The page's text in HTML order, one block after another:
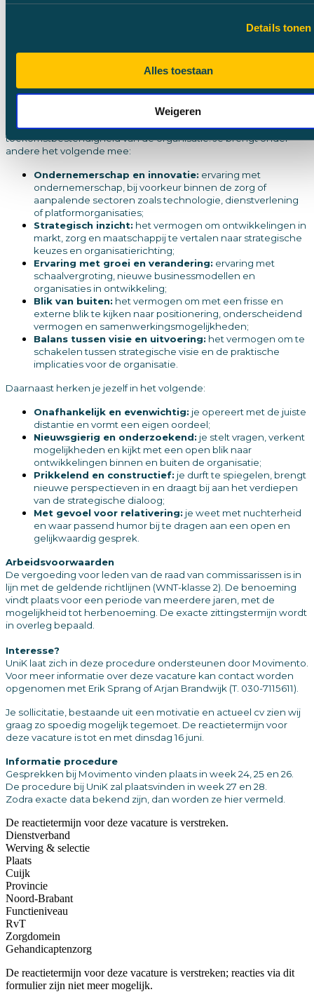
Details tonen
Alles toestaan
Weigeren
het fungeren als strategisch
rondom groei, innovatie en organisatieontwikkeling.
Voor deze rol wordt gezocht naar een toezichthouder met een
ontwikkeling, groei en innovatie binnen organisaties. Je bent in
staat om vanuit een extern perspectief bij te dragen aan de
toekomstbestendigheid van de organisatie. Je brengt onder
andere het volgende mee:
Ondernemerschap en innovatie: ervaring met
ondernemerschap, bij voorkeur binnen de zorg of
aanpalende sectoren zoals technologie, dienstverlening
of platformorganisaties;
Strategisch inzicht: het vermogen om ontwikkelingen in
markt, zorg en maatschappij te vertalen naar strategische
keuzes en organisatierichting;
Ervaring met groei en verandering: ervaring met
schaalvergroting, nieuwe businessmodellen en
organisaties in ontwikkeling;
Blik van buiten: het vermogen om met een frisse en
externe blik te kijken naar positionering, onderscheidend
vermogen en samenwerkingsmogelijkheden;
Balans tussen visie en uitvoering: het vermogen om te
schakelen tussen strategische visie en de praktische
implicaties voor de organisatie.
Daarnaast herken je jezelf in het volgende:
Onafhankelijk en evenwichtig: je opereert met de juiste
distantie en vormt een eigen oordeel;
Nieuwsgierig en onderzoekend: je stelt vragen, verkent
mogelijkheden en kijkt met een open blik naar
ontwikkelingen binnen en buiten de organisatie;
Prikkelend en constructief: je durft te spiegelen, brengt
nieuwe perspectieven in en draagt bij aan het verdiepen
van de strategische dialoog;
Met gevoel voor relativering: je weet met nuchterheid
en waar passend humor bij te dragen aan een open en
gelijkwaardig gesprek.
Arbeidsvoorwaarden
De vergoeding voor leden van de raad van commissarissen is in
lijn met de geldende richtlijnen (WNT-klasse 2). De benoeming
vindt plaats voor een periode van meerdere jaren, met de
mogelijkheid tot herbenoeming. De exacte zittingstermijn wordt
in overleg bepaald.
Interesse?
UniK laat zich in deze procedure ondersteunen door Movimento.
Voor meer informatie over deze vacature kan contact worden
opgenomen met Erik Sprang of Arjan Brandwijk (T. 030-7115611).
Je sollicitatie, bestaande uit een motivatie en actueel cv zien wij
graag zo spoedig mogelijk tegemoet. De reactietermijn voor
deze vacature is tot en met dinsdag 16 juni.
Informatie procedure
Gesprekken bij Movimento vinden plaats in week 24, 25 en 26.
De procedure bij UniK zal plaatsvinden in week 27 en 28.
Zodra exacte data bekend zijn, dan worden ze hier vermeld.
De reactietermijn voor deze vacature is verstreken.
Dienstverband
Werving & selectie
Plaats
Cuijk
Provincie
Noord-Brabant
Functieniveau
RvT
Zorgdomein
Gehandicaptenzorg
De reactietermijn voor deze vacature is verstreken; reacties via dit
formulier zijn niet meer mogelijk.